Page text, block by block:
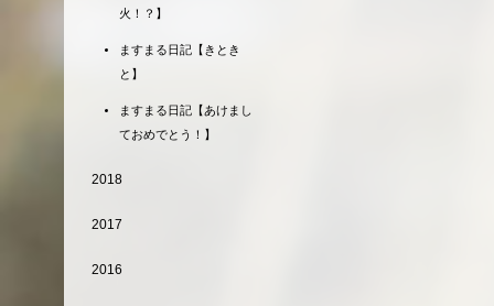
火！？】
ますまる日記【きとき
と】
ますまる日記【あけまし
ておめでとう！】
2018
2017
2016